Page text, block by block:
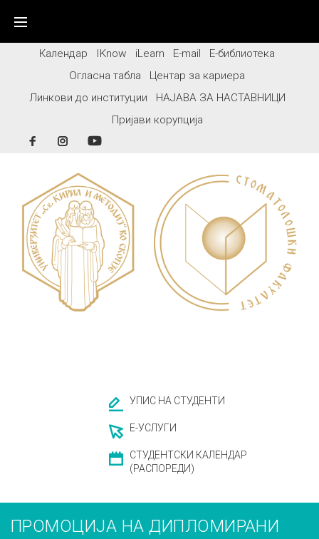
contentКалендар IKnow iLearn E-mail
Е-библиотека
Огласна табла
Центар за кариера
Линкови до институции
НАЈАВА ЗА НАСТАВНИЦИ
Пријави корупција
FacebookInstagram
УПИС НА СТУДЕНТИ
Е-УСЛУГИ
СТУДЕНТСКИ КАЛЕНДАР
(РАСПОРЕДИ)
ПРОМОЦИЈА НА ДИПЛОМИРАНИ